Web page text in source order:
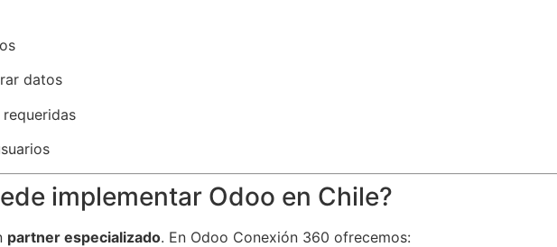
datos
implementar Odoo en Chile?
partner especializado. En Odoo Conexión 360 ofrecemos: